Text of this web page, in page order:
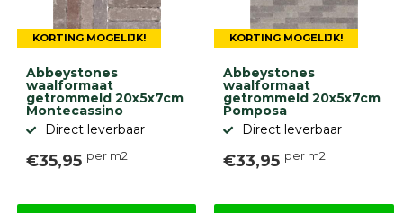
KORTING MOGELIJK!
Abbeystones
waalformaat
getrommeld 20x5x7cm
Montecassino
Direct leverbaar
€35,95 per m2
KORTING MOGELIJK!
Abbeystones
waalformaat
getrommeld 20x5x7cm
Pomposa
Direct leverbaar
€33,95 per m2